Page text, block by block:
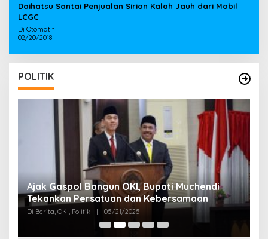
Daihatsu Santai Penjualan Sirion Kalah Jauh dari Mobil
LCGC
Di Otomatif
02/20/2018
POLITIK
Ajak Gaspol Bangun OKI, Bupati Muchendi
Tekankan Persatuan dan Kebersamaan
Di Berita, OKI, Politik 05/21/2025